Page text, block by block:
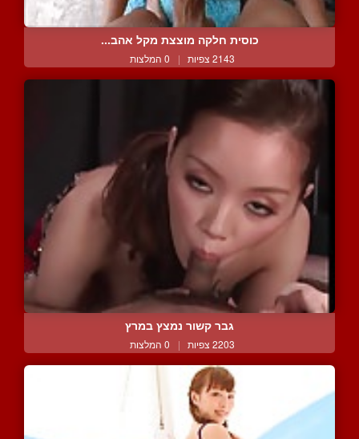
כוסית חלקה מוצצת מקל אהב...
2143 צפיות | 0 המלצות
גבר קשור נמצץ במרץ
2203 צפיות | 0 המלצות